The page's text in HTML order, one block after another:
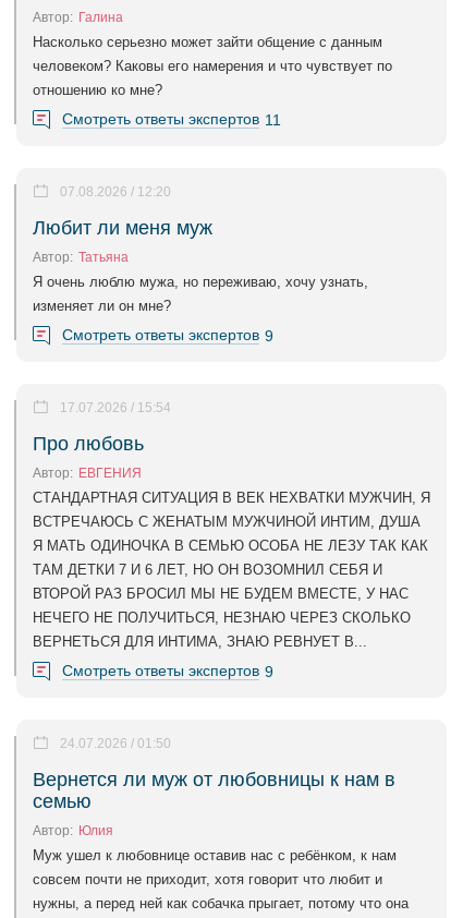
Автор: Галина
Насколько серьезно может зайти общение с данным
человеком? Каковы его намерения и что чувствует по
отношению ко мне?
Смотреть ответы экспертов 11
Любит ли меня муж
07.08.2026 / 12:20
Автор: Татьяна
Я очень люблю мужа, но переживаю, хочу узнать,
изменяет ли он мне?
Смотреть ответы экспертов 9
Про любовь
17.07.2026 / 15:54
Автор: ЕВГЕНИЯ
СТАНДАРТНАЯ СИТУАЦИЯ В ВЕК НЕХВАТКИ МУЖЧИН, Я
ВСТРЕЧАЮСЬ С ЖЕНАТЫМ МУЖЧИНОЙ ИНТИМ, ДУША
Я МАТЬ ОДИНОЧКА В СЕМЬЮ ОСОБА НЕ ЛЕЗУ ТАК КАК
ТАМ ДЕТКИ 7 И 6 ЛЕТ, НО ОН ВОЗОМНИЛ СЕБЯ И
ВТОРОЙ РАЗ БРОСИЛ МЫ НЕ БУДЕМ ВМЕСТЕ, У НАС
НЕЧЕГО НЕ ПОЛУЧИТЬСЯ, НЕЗНАЮ ЧЕРЕЗ СКОЛЬКО
ВЕРНЕТЬСЯ ДЛЯ ИНТИМА, ЗНАЮ РЕВНУЕТ В...
Смотреть ответы экспертов 9
Вернется ли муж от любовницы к нам в
семью
24.07.2026 / 01:50
Автор: Юлия
Муж ушел к любовнице оставив нас с ребёнком, к нам
совсем почти не приходит, хотя говорит что любит и
нужны, а перед ней как собачка прыгает, потому что она